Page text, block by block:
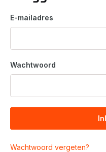
d
e
o
m
e
a
g
n
a
E-mailadres
Wachtwoord
Wachtwoord vergeten?